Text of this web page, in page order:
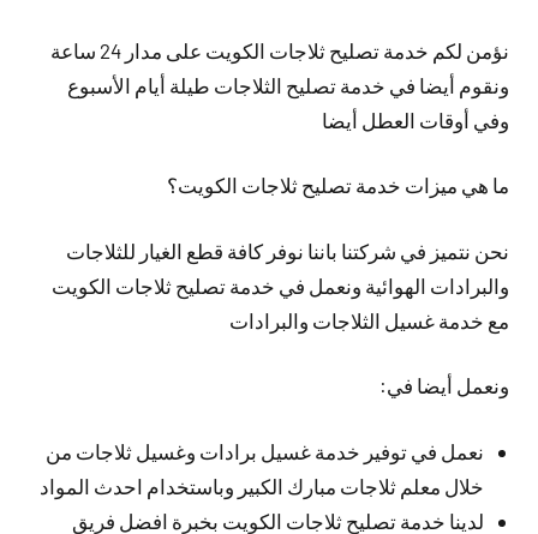
نؤمن لكم خدمة تصليح ثلاجات الكويت على مدار 24 ساعة
ونقوم أيضا في خدمة تصليح الثلاجات طيلة أيام الأسبوع
وفي أوقات العطل أيضا
ما هي ميزات خدمة تصليح ثلاجات الكويت؟
نحن نتميز في شركتنا باننا نوفر كافة قطع الغيار للثلاجات
والبرادات الهوائية ونعمل في خدمة تصليح ثلاجات الكويت
مع خدمة غسيل الثلاجات والبرادات
ونعمل أيضا في:
نعمل في توفير خدمة غسيل برادات وغسيل ثلاجات من
خلال معلم ثلاجات مبارك الكبير وباستخدام احدث المواد
لدينا خدمة تصليح ثلاجات الكويت بخبرة افضل فريق